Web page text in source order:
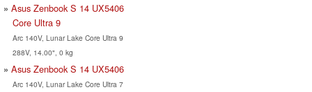
Asus Zenbook S 14 UX5406
Core Ultra 9
Arc 140V, Lunar Lake Core Ultra 9
288V, 14.00", 0 kg
Asus Zenbook S 14 UX5406
Arc 140V, Lunar Lake Core Ultra 7